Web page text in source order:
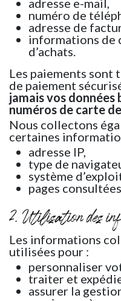
adresse e-mail,
numéro de
adresse de
informations de
d’achats.
Les paiements sont
de paiement
jamais vos données
numéros de carte
Nous collectons
certaines
adresse IP,
type de
système
pages
2. Utilisation des
Les informations
utilisées pour :
personnaliser
traiter et
assurer la